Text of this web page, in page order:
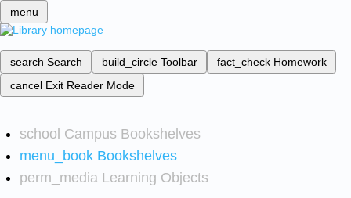
menu
search Search build_circle Toolbar fact_check Homework
cancel Exit Reader Mode
school Campus Bookshelves
menu_book Bookshelves
perm_media Learning Objects